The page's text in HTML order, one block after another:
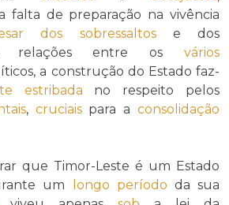
falta de preparação na vivência
dos sobressaltose dos
relações entre os vários
a construção do Estado faz-
estribada no respeito pelos
, cruciaispara aconsolidação
que Timor-Leste é um Estado
um longo período da sua